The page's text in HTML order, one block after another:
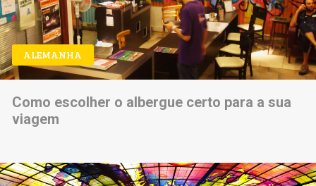
ALEMANHA
Como escolher o albergue certo para a sua
viagem